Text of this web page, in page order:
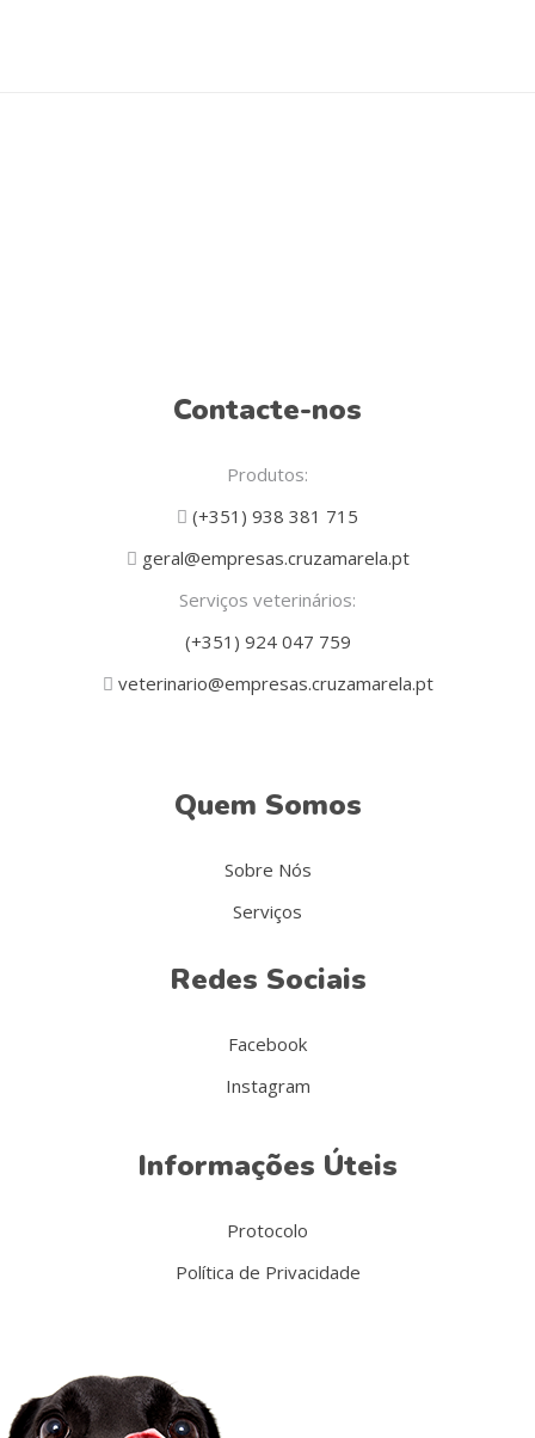
Contacte-nos
Produtos:
(+351) 938 381 715
geral@empresas.cruzamarela.pt
Serviços veterinários:
(+351) 924 047 759
veterinario@empresas.cruzamarela.pt
Quem Somos
Sobre Nós
Serviços
Redes Sociais
Facebook
Instagram
Informações Úteis
Protocolo
Política de Privacidade